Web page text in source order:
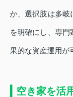
か、選択肢は多岐
を明確にし、専
果的な資産運用が
空き家を活